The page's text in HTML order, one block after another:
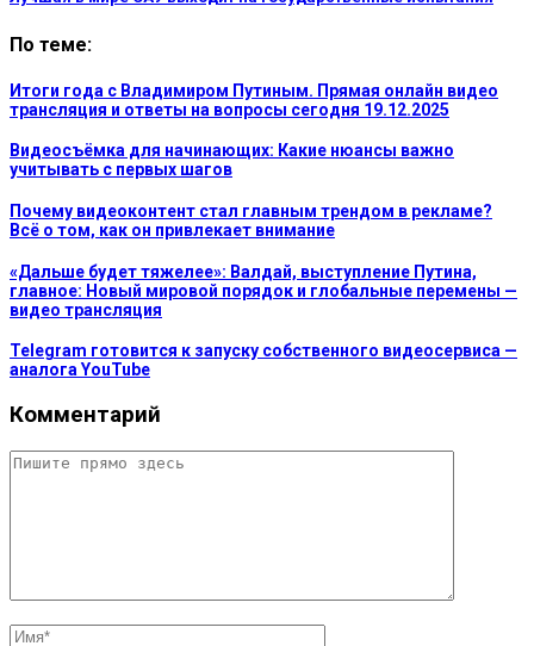
По теме:
Итоги года с Владимиром Путиным. Прямая онлайн видео
трансляция и ответы на вопросы сегодня 19.12.2025
Видеосъёмка для начинающих: Какие нюансы важно
учитывать с первых шагов
Почему видеоконтент стал главным трендом в рекламе?
Всё о том, как он привлекает внимание
«Дальше будет тяжелее»: Валдай, выступление Путина,
главное: Новый мировой порядок и глобальные перемены —
видео трансляция
Telegram готовится к запуску собственного видеосервиса —
аналога YouTube
Комментарий